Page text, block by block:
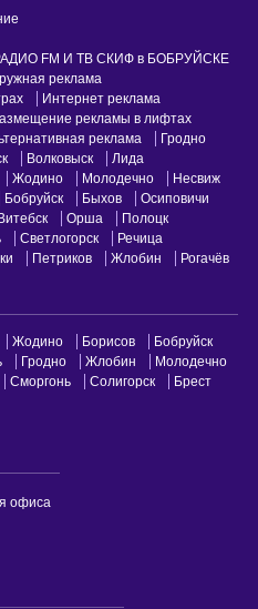
FM И ТВ СКИФ в БОБРУЙСКЕ
реклама
Интернет реклама
рекламы в лифтах
реклама
Гродно
Волковыск
Лида
Жодино Молодечно
Несвиж
Бобруйск Быхов
Осиповичи
Витебск Орша
Полоцк
Светлогорск
Речица
Петриков Жлобин Рогачёв
Жодино Борисов
Бобруйск
Гродно Жлобин
Молодечно
Сморгонь Солигорск Брест
офиса